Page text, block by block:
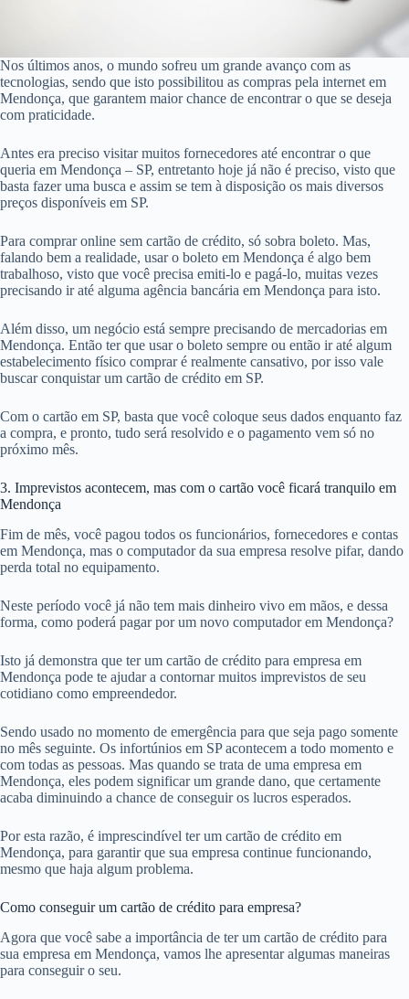
Nos últimos anos, o mundo sofreu um grande avanço com as
tecnologias, sendo que isto possibilitou as compras pela internet em
Mendonça, que garantem maior chance de encontrar o que se deseja
com praticidade.
Antes era preciso visitar muitos fornecedores até encontrar o que
queria em Mendonça – SP, entretanto hoje já não é preciso, visto que
basta fazer uma busca e assim se tem à disposição os mais diversos
preços disponíveis em SP.
Para comprar online sem cartão de crédito, só sobra boleto. Mas,
falando bem a realidade, usar o boleto em Mendonça é algo bem
trabalhoso, visto que você precisa emiti-lo e pagá-lo, muitas vezes
precisando ir até alguma agência bancária em Mendonça para isto.
Além disso, um negócio está sempre precisando de mercadorias em
Mendonça. Então ter que usar o boleto sempre ou então ir até algum
estabelecimento físico comprar é realmente cansativo, por isso vale
buscar conquistar um cartão de crédito em SP.
Com o cartão em SP, basta que você coloque seus dados enquanto faz
a compra, e pronto, tudo será resolvido e o pagamento vem só no
próximo mês.
3. Imprevistos acontecem, mas com o cartão você ficará tranquilo em
Mendonça
Fim de mês, você pagou todos os funcionários, fornecedores e contas
em Mendonça, mas o computador da sua empresa resolve pifar, dando
perda total no equipamento.
Neste período você já não tem mais dinheiro vivo em mãos, e dessa
forma, como poderá pagar por um novo computador em Mendonça?
Isto já demonstra que ter um cartão de crédito para empresa em
Mendonça pode te ajudar a contornar muitos imprevistos de seu
cotidiano como empreendedor.
Sendo usado no momento de emergência para que seja pago somente
no mês seguinte. Os infortúnios em SP acontecem a todo momento e
com todas as pessoas. Mas quando se trata de uma empresa em
Mendonça, eles podem significar um grande dano, que certamente
acaba diminuindo a chance de conseguir os lucros esperados.
Por esta razão, é imprescindível ter um cartão de crédito em
Mendonça, para garantir que sua empresa continue funcionando,
mesmo que haja algum problema.
Como conseguir um cartão de crédito para empresa?
Agora que você sabe a importância de ter um cartão de crédito para
sua empresa em Mendonça, vamos lhe apresentar algumas maneiras
para conseguir o seu.